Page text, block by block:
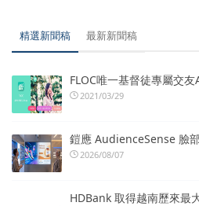
精選新聞稿 最新新聞稿
FLOC唯一基督徒專屬交
2021/03/29
鎧應 AudienceSense 臉
2026/08/07
HDBank 取得越南歷來最